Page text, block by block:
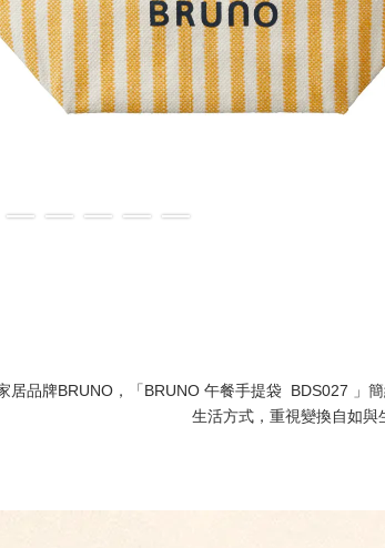
居品牌BRUNO，「BRUNO 午餐手提袋 BDS027 」
生活方式，重視變換自如與